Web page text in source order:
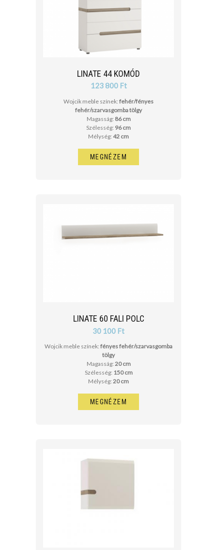
LINATE 44 KOMÓD
123 800 Ft
Wojcik meble színek: fehér/fényes
fehér/szarvasgomba tölgy
Magasság: 86 cm
Szélesség: 96 cm
Mélység: 42 cm
MEGNÉZEM
LINATE 60 FALI POLC
30 100 Ft
Wojcik meble színek: fényes fehér/szarvasgomba
tölgy
Magasság: 20 cm
Szélesség: 150 cm
Mélység: 20 cm
MEGNÉZEM